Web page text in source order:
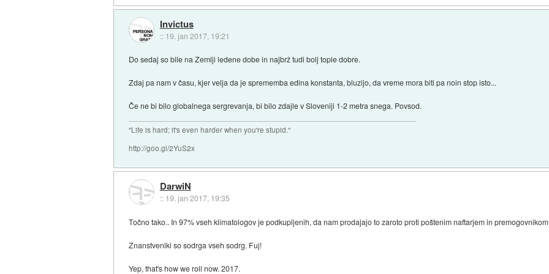
Invictus
:: 19. jan 2017, 19:21
Do sedaj so bile na Zemlji ledene dobe in najbrž tudi bolj tople dobre.
Zdaj pa nam v času, kjer velja da je sprememba edina konstanta, bluzijo, da vreme mora biti pa noin stop isto...
Če ne bi bilo globalnega sergrevanja, bi bilo zdajle v Sloveniji 1-2 metra snega. Povsod.
"Life is hard; it's even harder when you're stupid."
http://goo.gl/2YuS2x
DarwiN
:: 19. jan 2017, 19:35
Točno tako.. In 97% vseh klimatologov je podkupljenih, da nam prodajajo to zaroto proti poštenim naftarjem in
Znanstveniki so sodrga vseh sodrg. Fuj!
Yep, that's how we roll now. 2017.